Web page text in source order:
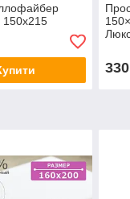
150х215
330